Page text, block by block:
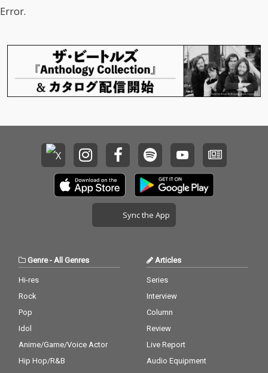
ル・フル・アルバム
『かすかな きぼう』が
きわめて高い評価を受
けた、こだま和文率い
るKODAMA AND THE D
曲の数々がついに作品
となる！
Error.
Sync the App
Genre- All Genres
Hi-res
Rock
Pop
Idol
Anime/Game/Voice Actor
Hip Hop/R&B
Articles
Series
Interview
Column
Review
Live Report
Audio Equipment